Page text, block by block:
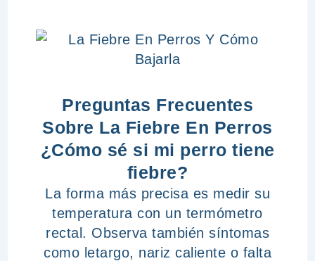
Preguntas Frecuentes
Sobre La Fiebre En Perros
¿Cómo sé si mi perro tiene
fiebre?
La forma más precisa es medir su
temperatura con un termómetro
rectal. Observa también síntomas
como letargo, nariz caliente o falta